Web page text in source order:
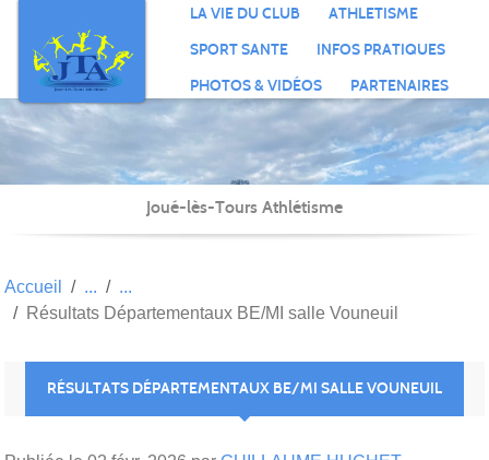
LA VIE DU CLUB
ATHLETISME
SPORT SANTE
INFOS PRATIQUES
PHOTOS & VIDÉOS
PARTENAIRES
Joué-lès-Tours Athlétisme
Accueil
Résultats Départementaux BE/MI salle Vouneuil
RÉSULTATS DÉPARTEMENTAUX BE/MI SALLE VOUNEUIL
Panneau de gestion des cookies